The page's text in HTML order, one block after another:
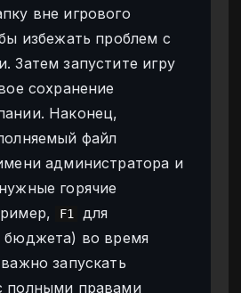
вне игрового
избежать проблем с
Затем запустите игру
сохранение
Наконец,
файл
администратора и
горячие
F1
для
бюджета) во время
запускать
полными правами